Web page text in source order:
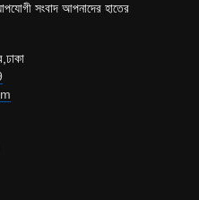
সংবাদ আপনাদের হাতের